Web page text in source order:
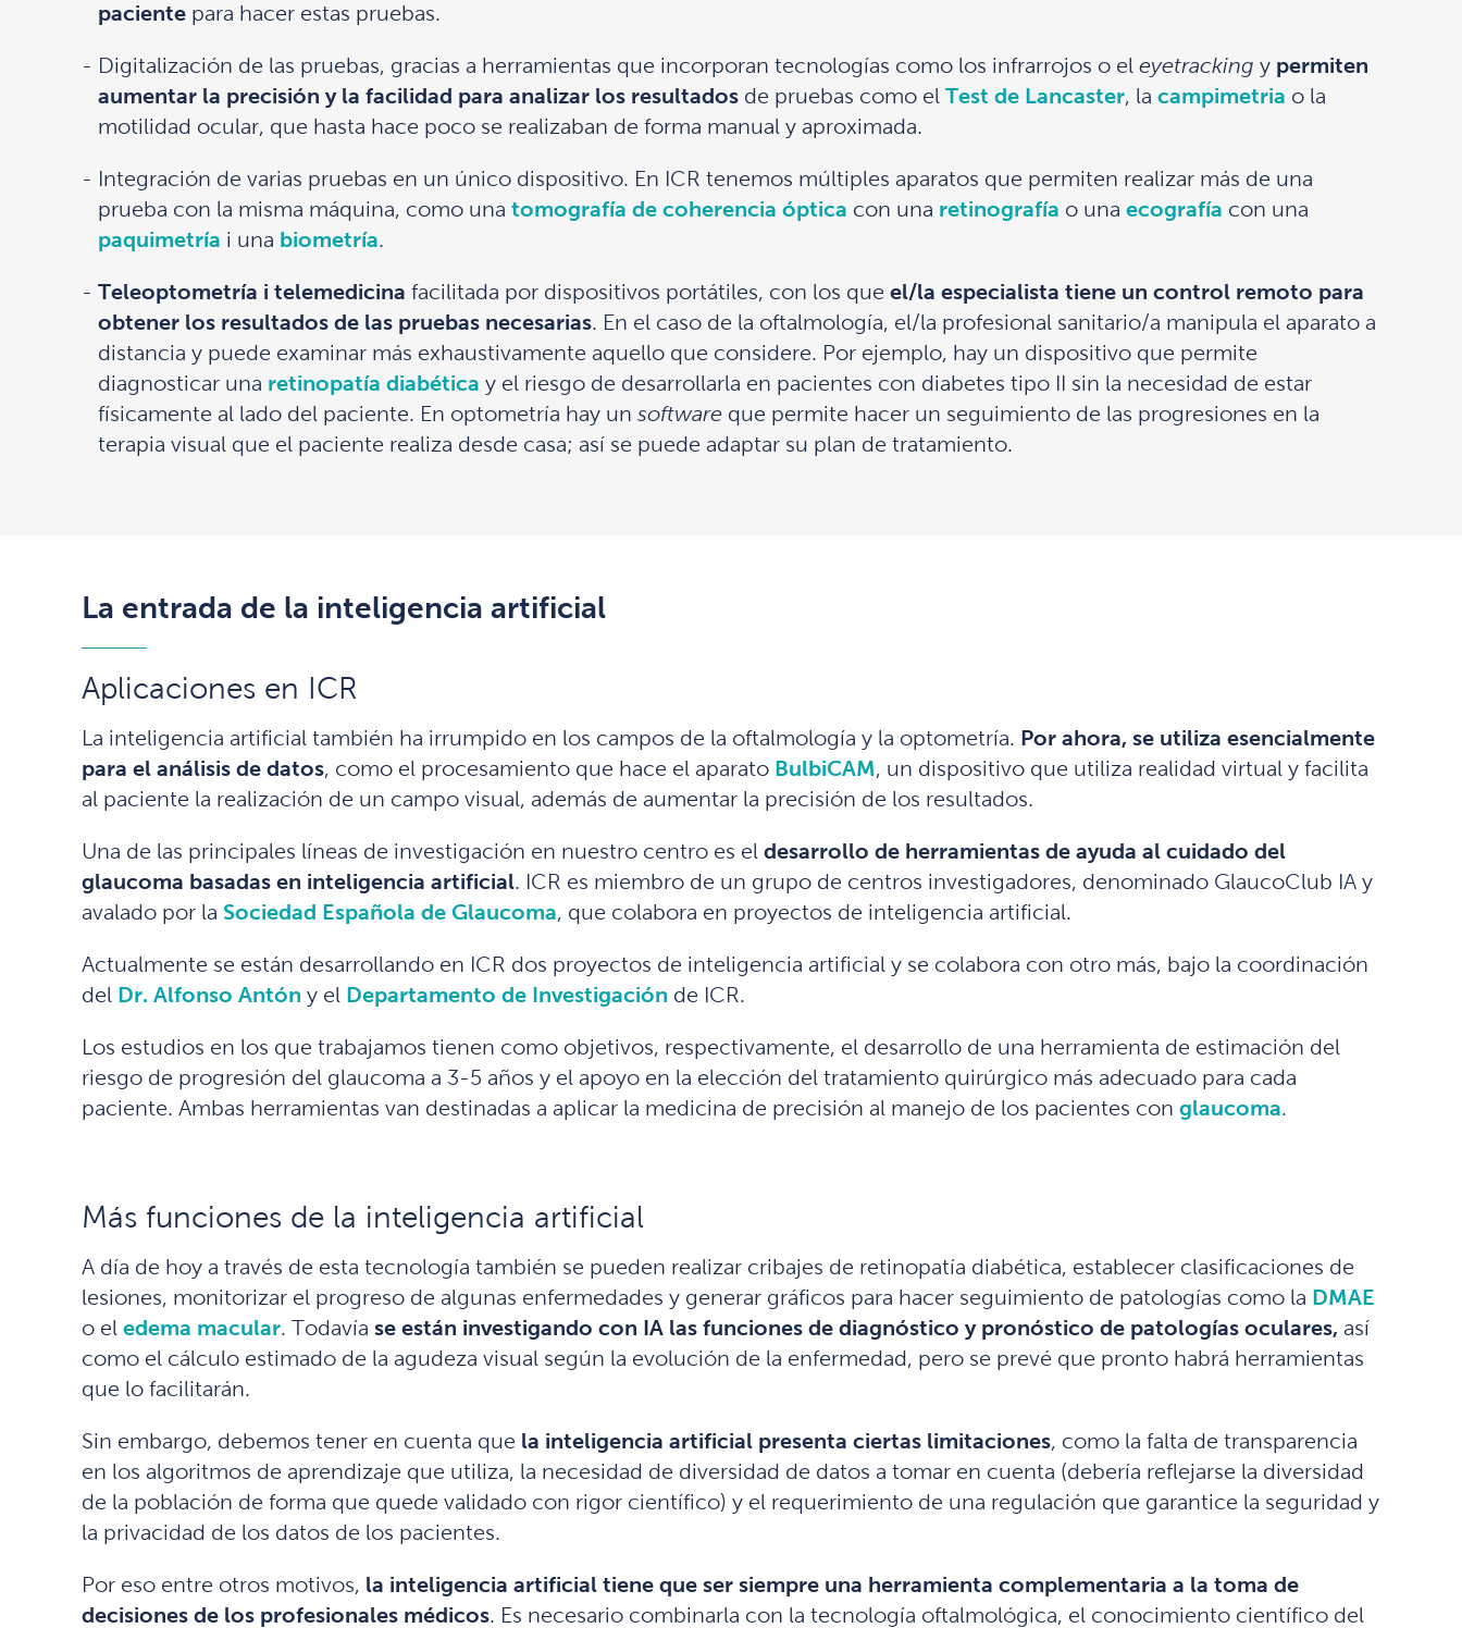
pacientepara hacer estas pruebas.
Digitalización de las pruebas, gracias a herramientas que incorporan tecnologías como los infrarrojos o el eyetracking ypermiten
aumentar la precisión y la facilidad para analizar los resultadosde pruebas como el Test de Lancaster, la campimetria o la
motilidad ocular, que hasta hace poco se realizaban de forma manual y aproximada.
Integración de varias pruebas en un único dispositivo. En ICR tenemos múltiples aparatos que permiten realizar más de una
prueba con la misma máquina, como una tomografía de coherencia óptica con una retinografía o una ecografía con una
paquimetría i una biometría.
Teleoptometría i telemedicina facilitada por dispositivos portátiles, con los que el/la especialista tiene un control remoto para
obtener los resultados de las pruebas necesarias. En el caso de la oftalmología, el/la profesional sanitario/a manipula el aparato a
distancia y puede examinar más exhaustivamente aquello que considere. Por ejemplo, hay un dispositivo que permite
diagnosticar una retinopatía diabética y el riesgo de desarrollarla en pacientes con diabetes tipo II sin la necesidad de estar
físicamente al lado del paciente. En optometría hay un software que permite hacer un seguimiento de las progresiones en la
terapia visual que el paciente realiza desde casa; así se puede adaptar su plan de tratamiento.
La entrada de la inteligencia artificial
Aplicaciones en ICR
La inteligencia artificial también ha irrumpido en los campos de la oftalmología y la optometría. Por ahora, se utiliza esencialmente
para el análisis de datos, como el procesamiento que hace el aparato BulbiCAM, un dispositivo que utiliza realidad virtual y facilita
al paciente la realización de un campo visual, además de aumentar la precisión de los resultados.
Una de las principales líneas de investigación en nuestro centro es el desarrollo de herramientas de ayuda al cuidado del
glaucoma basadas en inteligencia artificial. ICR es miembro de un grupo de centros investigadores, denominado GlaucoClub IA y
avalado por la Sociedad Española de Glaucoma, que colabora en proyectos de inteligencia artificial.
Actualmente se están desarrollando en ICR dos proyectos de inteligencia artificial y se colabora con otro más, bajo la coordinación
del Dr. Alfonso Antón y el Departamento de Investigación de ICR.
Los estudios en los que trabajamos tienen como objetivos, respectivamente, el desarrollo de una herramienta de estimación del
riesgo de progresión del glaucoma a 3-5 años y el apoyo en la elección del tratamiento quirúrgico más adecuado para cada
paciente. Ambas herramientas van destinadas a aplicar la medicina de precisión al manejo de los pacientes con glaucoma.
Más funciones de la inteligencia artificial
A día de hoy a través de esta tecnología también se pueden realizar cribajes de retinopatía diabética, establecer clasificaciones de
lesiones, monitorizar el progreso de algunas enfermedades y generar gráficos para hacer seguimiento de patologías como la DMAE
o el edema macular. Todavía se están investigando con IA las funciones de diagnóstico y pronóstico de patologías oculares, así
como el cálculo estimado de la agudeza visual según la evolución de la enfermedad, pero se prevé que pronto habrá herramientas
que lo facilitarán.
Sin embargo, debemos tener en cuenta que la inteligencia artificial presenta ciertas limitaciones, como la falta de transparencia
en los algoritmos de aprendizaje que utiliza, la necesidad de diversidad de datos a tomar en cuenta (debería reflejarse la diversidad
de la población de forma que quede validado con rigor científico) y el requerimiento de una regulación que garantice la seguridad y
la privacidad de los datos de los pacientes.
Por eso entre otros motivos, la inteligencia artificial tiene que ser siempre una herramienta complementaria a la toma de
decisiones de los profesionales médicos. Es necesario combinarla con la tecnología oftalmológica, el conocimiento científico del